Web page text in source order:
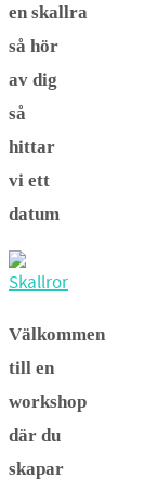
en skallra
så hör
av dig
så
hittar
vi ett
datum
Välkommen
till en
workshop
där du
skapar